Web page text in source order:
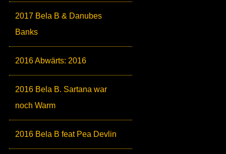
2017 Bela B & Danubes
Banks
2016 Abwärts: 2016
2016 Bela B. Sartana war
noch Warm
2016 Bela B feat Pea Devlin